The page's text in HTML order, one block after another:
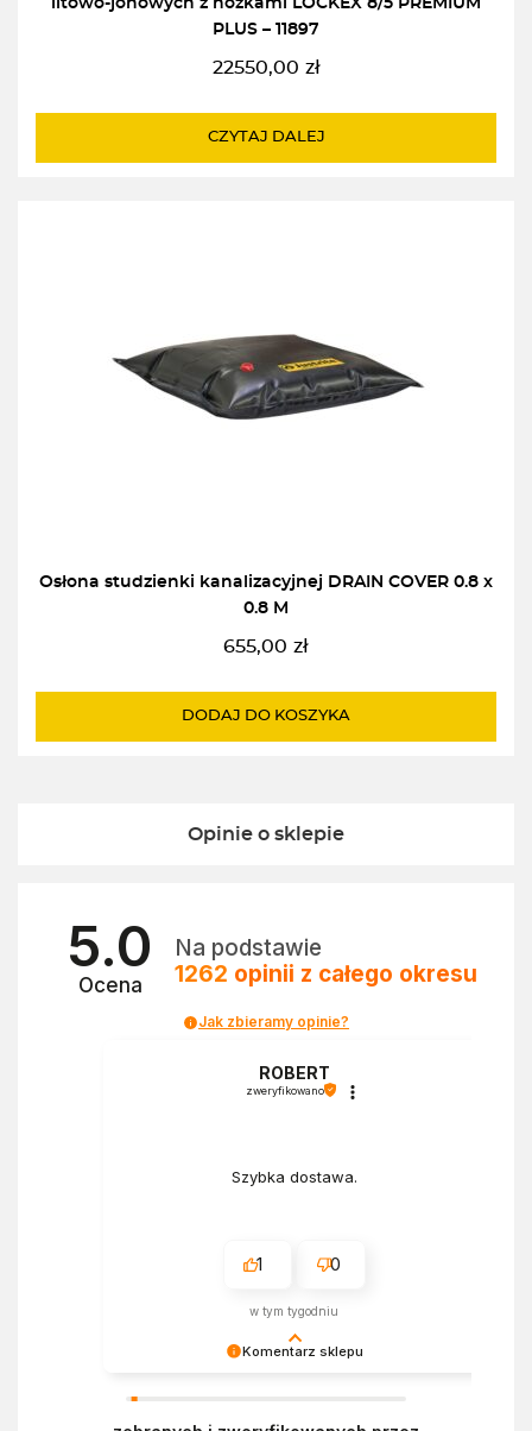
litowo-jonowych z nóżkami LOCKEX 8/5 PREMIUM
PLUS – 11897
22550,00 zł
CZYTAJ DALEJ
Osłona studzienki kanalizacyjnej DRAIN COVER 0.8 x
0.8 M
655,00 zł
DODAJ DO KOSZYKA
Opinie o sklepie
5.0
Ocena
Na podstawie
1262 opinii z całego okresu
Jak zbieramy opinie?
Komentarz sklepu
ROBERT
zweryfikowano
Szybka dostawa.
1 0
w tym tygodniu